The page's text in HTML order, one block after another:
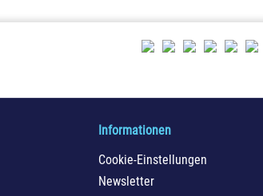
Informationen
Cookie-Einstellungen
Newsletter